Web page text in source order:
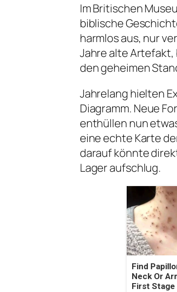
Im Britischen
biblische
harmlos aus, nur
Jahre alte Artefakt,
den geheimen
Jahrelang hielten
Diagramm. Neue
enthüllen nun
eine echte Karte
darauf könnte
Lager aufschlug.
Find
Neck Or
First Stage